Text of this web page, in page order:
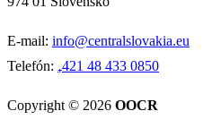
E-mail: info@centralslovakia.eu
Telefón: ₊421 48 433 0850
Copyright © 2026 OOCR